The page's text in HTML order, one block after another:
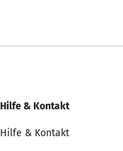
Hilfe & Kontakt
Hilfe & Kontakt